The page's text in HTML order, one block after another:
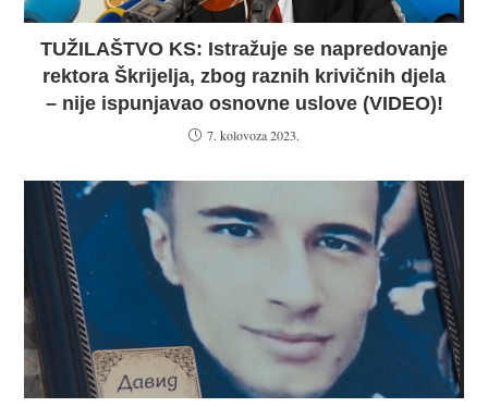
TUŽILAŠTVO KS: Istražuje se napredovanje
rektora Škrijelja, zbog raznih krivičnih djela
– nije ispunjavao osnovne uslove (VIDEO)!
7. kolovoza 2023.